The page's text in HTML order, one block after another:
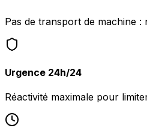
Pas de transport de machine
Urgence 24h/24
Réactivité maximale pour